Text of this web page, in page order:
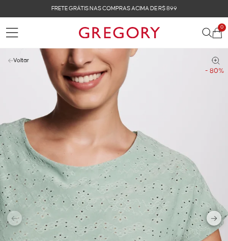
FRETE GRÁTIS NAS COMPRAS ACIMA DE R$ 899
0
- 80%
Voltar